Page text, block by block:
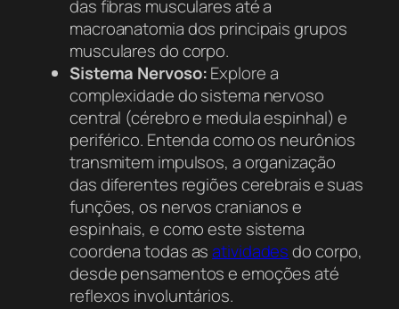
das fibras musculares até a
macroanatomia dos principais grupos
musculares do corpo.
Sistema Nervoso:Explore a
complexidade do sistema nervoso
central (cérebro e medula espinhal) e
periférico. Entenda como os neurônios
transmitem impulsos, a organização
das diferentes regiões cerebrais e suas
funções, os nervos cranianos e
espinhais, e como este sistema
coordena todas asatividadesdo corpo,
desde pensamentos e emoções até
reflexos involuntários.